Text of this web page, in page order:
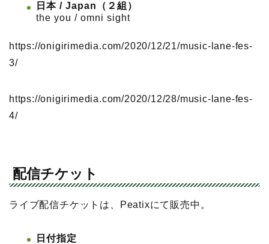
日本 / Japan（２組）
the you / omni sight
https://onigirimedia.com/2020/12/21/music-lane-fes-
3/
https://onigirimedia.com/2020/12/28/music-lane-fes-
4/
配信チケット
ライブ配信チケットは、Peatixにて販売中。
日付指定